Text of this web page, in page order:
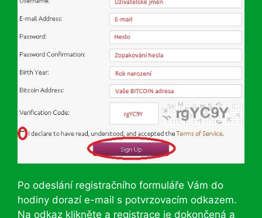
Po odeslání registračního formuláře Vám do
hodiny dorazí e-mail s potvrzovacím odkazem.
Na odkaz klikněte a registrace je dokončená a